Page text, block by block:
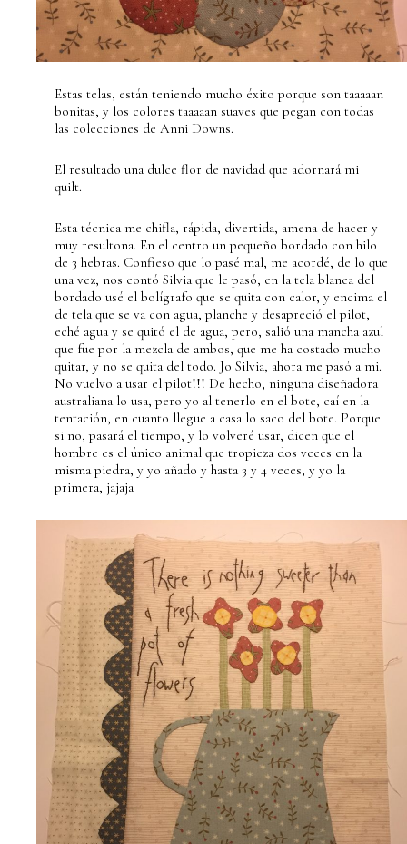
Estas telas, están teniendo mucho éxito porque son taaaaan
bonitas, y los colores taaaaan suaves que pegan con todas
las colecciones de Anni Downs.
El resultado una dulce flor de navidad que adornará mi
quilt.
Esta técnica me chifla, rápida, divertida, amena de hacer y
muy resultona. En el centro un pequeño bordado con hilo
de 3 hebras. Confieso que lo pasé mal, me acordé, de lo que
una vez, nos contó Silvia que le pasó, en la tela blanca del
bordado usé el bolígrafo que se quita con calor, y encima el
de tela que se va con agua, planche y desapreció el pilot,
eché agua y se quitó el de agua, pero, salió una mancha azul
que fue por la mezcla de ambos, que me ha costado mucho
quitar, y no se quita del todo. Jo Silvia, ahora me pasó a mi.
No vuelvo a usar el pilot!!! De hecho, ninguna diseñadora
australiana lo usa, pero yo al tenerlo en el bote, caí en la
tentación, en cuanto llegue a casa lo saco del bote. Porque
si no, pasará el tiempo, y lo volveré usar, dicen que el
hombre es el único animal que tropieza dos veces en la
misma piedra, y yo añado y hasta 3 y 4 veces, y yo la
primera, jajaja